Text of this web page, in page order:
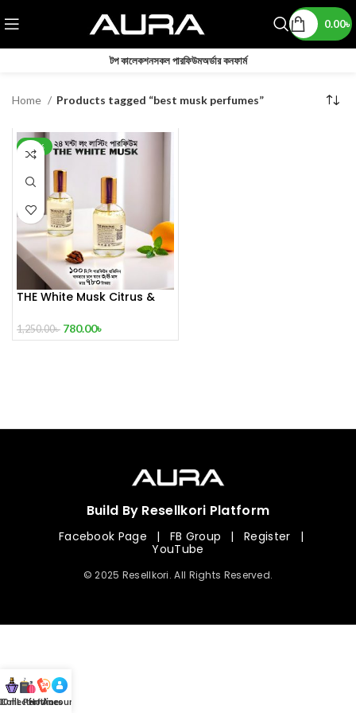
0.00৳
টপ কালেকশনসকল পারফিউমঅর্ডার কনফার্ম
Home Products tagged “best musk perfumes”
-38%
THE White Musk Citrus &
Perfume
1,250.00৳ 780.00৳
Build By Resellkori Platform
Facebook Page | FB Group | Register
|
YouTube
© 2025 Resellkori. All Rights Reserved.
mL Perfumes
Hotline
Account